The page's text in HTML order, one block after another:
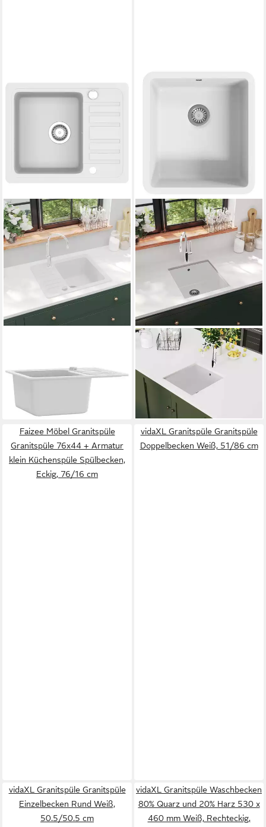
Einzelbecken Weiß, 46/57.5
cm
ab 155,99 €
lieferbar - in 4-5 Werktagen bei dir
VIDAXL
Granitspüle Granitspüle
Einzelbecken Weiß, 46/42 cm
152,99 €
lieferbar - in 4-5 Werktagen bei dir
Faizee Möbel Granitspüle
Granitspüle 76x44 + Armatur
klein Küchenspüle Spülbecken,
Eckig, 76/16 cm
vidaXL Granitspüle Granitspüle
Doppelbecken Weiß, 51/86 cm
vidaXL Granitspüle Granitspüle
Einzelbecken Rund Weiß,
50.5/50.5 cm
vidaXL Granitspüle Waschbecken
80% Quarz und 20% Harz 530 x
460 mm Weiß, Rechteckig,